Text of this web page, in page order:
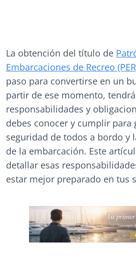
La obtención del título de
Embarcaciones de Recreo
paso para convertirse en un
partir de ese momento,
responsabilidades y
debes conocer y cumplir para
seguridad de todos a bordo y
de la embarcación. Este
detallar esas
estar mejor preparado en tus